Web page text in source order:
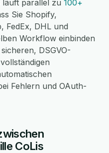
läuft parallel zu 100+
Sie Shopify,
FedEx, DHL und
Workflow einbinden
DSGVO-
Fehlern und OAuth-
CoLis